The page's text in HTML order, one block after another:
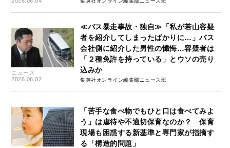
ニュース
2026.06.02
≪バス暴走事故・独自≫「私が若山容疑
者を紹介してしまったばかりに…」バス
会社側に紹介した男性の懺悔…容疑者は
「２種免許を持っている」とウソの売り
込みか
集英社オンライン編集部ニュース班
「苦手な食べ物でもひと口は食べてみよ
う」は虐待や不適切保育なのか？ 保育
現場も困惑する新基準と専門家が指摘す
る「構造的問題」